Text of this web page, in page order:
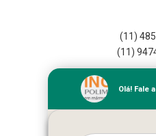
(11)
(11)
Missão
Olá! Fale